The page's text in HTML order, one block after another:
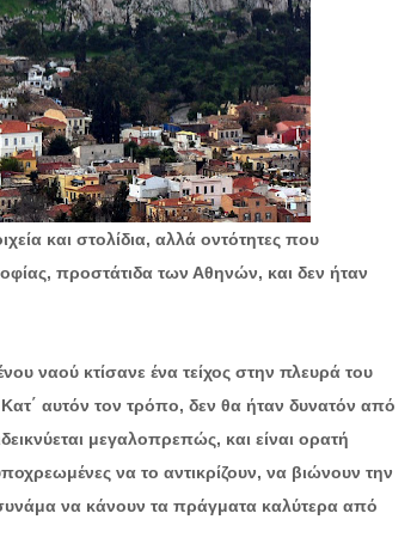
και στολίδια, αλλά οντότητες που
προστάτιδα των Αθηνών, και δεν ήταν
ναού κτίσανε ένα τείχος στην πλευρά του
αυτόν τον τρόπο, δεν θα ήταν δυνατόν από
μεγαλοπρεπώς, και είναι ορατή
να το αντικρίζουν, να βιώνουν την
να κάνουν τα πράγματα καλύτερα από